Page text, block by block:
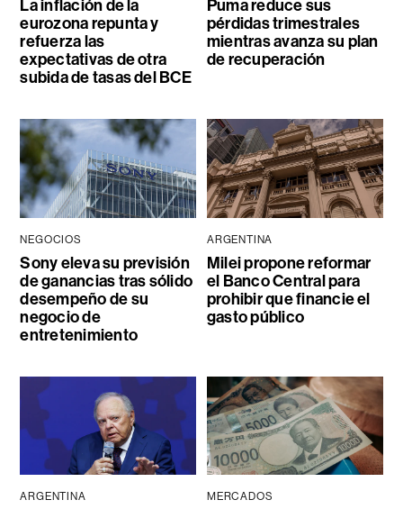
La inflación de la
eurozona repunta y
refuerza las
expectativas de otra
subida de tasas del BCE
Puma reduce sus
pérdidas trimestrales
mientras avanza su plan
de recuperación
NEGOCIOS
Sony eleva su previsión
de ganancias tras sólido
desempeño de su
negocio de
entretenimiento
ARGENTINA
Milei propone reformar
el Banco Central para
prohibir que financie el
gasto público
ARGENTINA MERCADOS